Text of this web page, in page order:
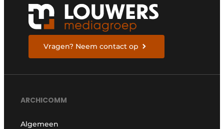
Vragen? Neem contact op
ARCHICOMM
Algemeen